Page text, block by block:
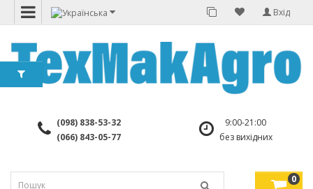
Вхід
(098) 838-53-32
(066) 843-05-77
9:00-21:00
без вихідних
0